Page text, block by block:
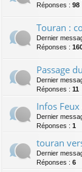
Réponses : 98
Touran :
Dernier
Réponses :
Passage
Dernier
Réponses : 11
Infos
Dernier
Réponses : 1
touran
Dernier
Réponses : 6